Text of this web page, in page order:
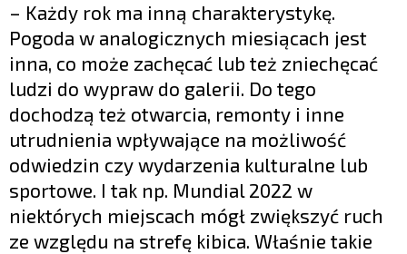
– Każdy rok ma inną charakterystykę.
Pogoda w analogicznych miesiącach jest
inna, co może zachęcać lub też zniechęcać
ludzi do wypraw do galerii. Do tego
dochodzą też otwarcia, remonty i inne
utrudnienia wpływające na możliwość
odwiedzin czy wydarzenia kulturalne lub
sportowe. I tak np. Mundial 2022 w
niektórych miejscach mógł zwiększyć ruch
ze względu na strefę kibica. Właśnie takie